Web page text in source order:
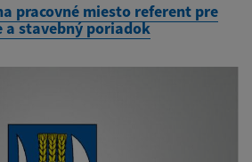
pracovné miesto referent pre
a stavebný poriadok